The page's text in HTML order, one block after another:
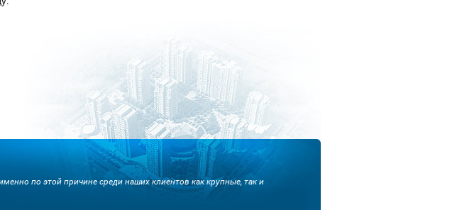
по этой причине среди наших клиентов как крупные, так и